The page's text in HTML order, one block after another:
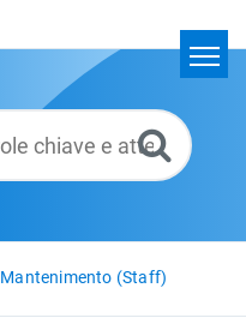
Mantenimento (Staff)